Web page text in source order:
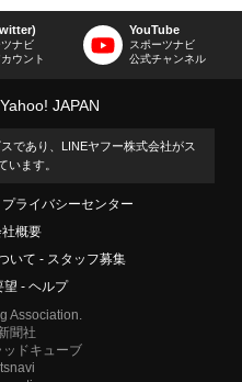
ナビ
ウント
YouTube
スポーツナビ
公式チャンネル
Yahoo! JAPAN
であり、LINEヤフー株式会社がス
います。
プライバシーセンター
概要
いて
スタッフ募集
望
ヘルプ
Association.
聞社
ドキューブ